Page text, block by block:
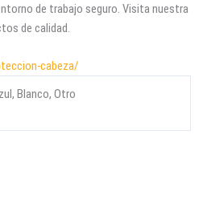
de trabajo seguro. Visita nuestra
de calidad.
cabeza/
Blanco, Otro